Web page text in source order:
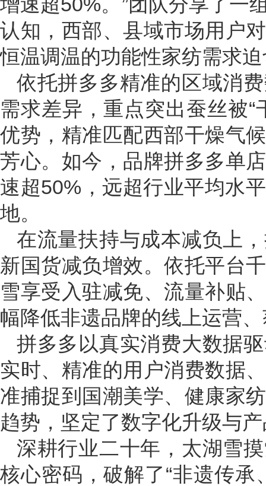
认知，西部、县域市场用户
恒温调温的功能性家纺需求
依托拼多多精准的区域消
需求差异，重点突出蚕丝被
优势，精准匹配西部干燥气
芳心。如今，品牌拼多多单
速超50%，远超行业平均水
地。
在流量扶持与成本减负上
新国货减负增效。依托平台
雪享受入驻减免、流量补贴
幅降低非遗品牌的线上运营
拼多多以真实消费大数据
实时、精准的用户消费数据
准捕捉到国潮美学、健康家
趋势，坚定了数字化升级与
深耕行业二十年，太湖雪
核心密码，破解了“非遗传